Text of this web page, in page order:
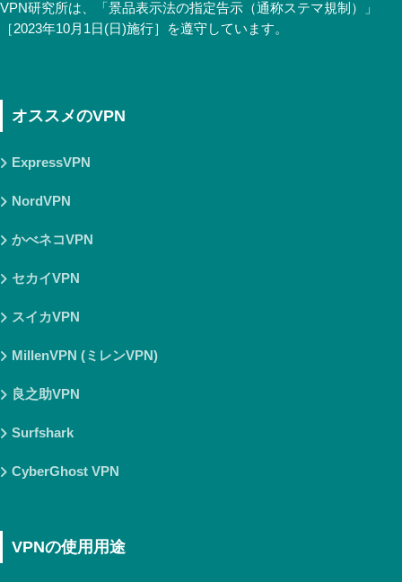
VPN研究所は、「景品表示法の指定告示（通称ステマ規制）」
［2023年10月1日(日)施行］を遵守しています。
オススメのVPN
ExpressVPN
NordVPN
かべネコVPN
セカイVPN
スイカVPN
MillenVPN (ミレンVPN)
良之助VPN
Surfshark
CyberGhost VPN
VPNの使用用途